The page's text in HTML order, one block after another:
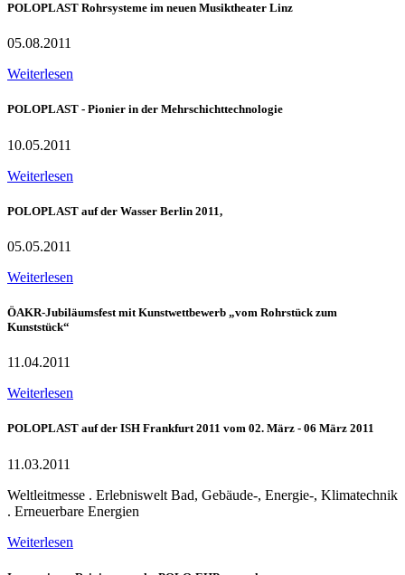
POLOPLAST Rohrsysteme im neuen Musiktheater Linz
05.08.2011
Weiterlesen
POLOPLAST - Pionier in der Mehrschichttechnologie
10.05.2011
Weiterlesen
POLOPLAST auf der Wasser Berlin 2011,
05.05.2011
Weiterlesen
ÖAKR-Jubiläumsfest mit Kunstwettbewerb „vom Rohrstück zum
Kunststück“
11.04.2011
Weiterlesen
POLOPLAST auf der ISH Frankfurt 2011 vom 02. März - 06 März 2011
11.03.2011
Weltleitmesse . Erlebniswelt Bad, Gebäude-, Energie-, Klimatechnik
. Erneuerbare Energien
Weiterlesen